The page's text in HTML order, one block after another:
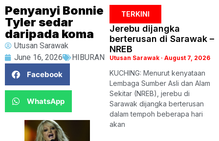
Penyanyi Bonnie
Tyler sedar
daripada koma
Utusan Sarawak
June 16, 2026
HIBURAN
Facebook
WhatsApp
TERKINI
Jerebu dijangka
berterusan di Sarawak –
NREB
Utusan Sarawak August 7, 2026
KUCHING: Menurut kenyataan
Lembaga Sumber Asli dan Alam
Sekitar (NREB), jerebu di
Sarawak dijangka berterusan
dalam tempoh beberapa hari
akan